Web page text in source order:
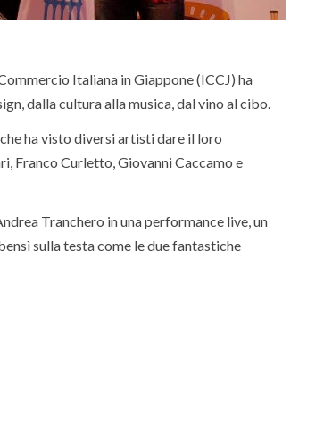
Italiana in Giappone (ICCJ) ha
dalla cultura alla musica, dal vino al cibo.
ha visto diversi artisti dare il loro
Franco Curletto, Giovanni Caccamo e
Tranchero in una performance live, un
sulla testa come le due fantastiche